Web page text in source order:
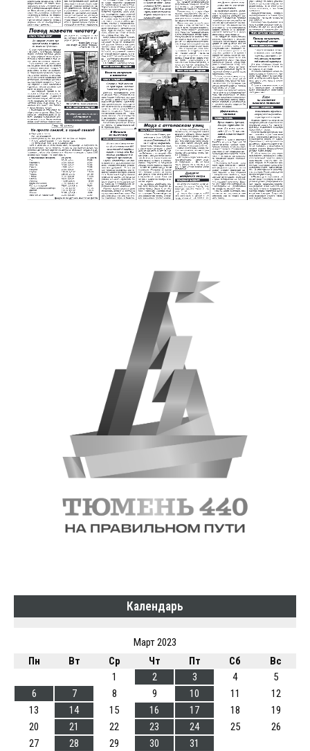
Календарь
Март 2023
Пн
Вт Ср Чт Пт Сб
Вс
1
2 3 4
5
6
7 8 9 10 11
12
13
14 15 16 17 18
19
20
21 22 23 24 25
26
27
28 29 30
31